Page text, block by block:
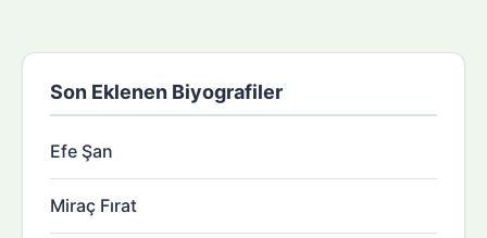
Son Eklenen Biyografiler
Efe Şan
Miraç Fırat